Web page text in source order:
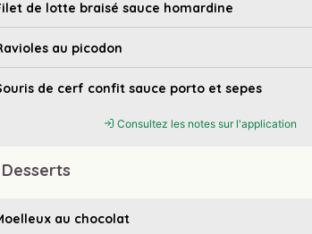
de lotte braisé sauce homardine
au picodon
de cerf confit sauce porto et sepes
Consultez les notes sur l'application
au chocolat